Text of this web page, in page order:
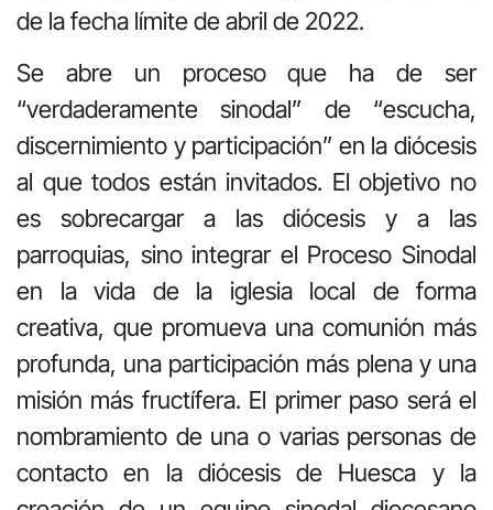
de la fecha límite de abril de 2022.
Se abre un proceso que ha de ser
“verdaderamente sinodal” de “escucha,
discernimiento y participación” en la diócesis
al que todos están invitados. El objetivo no
es sobrecargar a las diócesis y a las
parroquias, sino integrar el Proceso Sinodal
en la vida de la iglesia local de forma
creativa, que promueva una comunión más
profunda, una participación más plena y una
misión más fructífera. El primer paso será el
nombramiento de una o varias personas de
contacto en la diócesis de Huesca y la